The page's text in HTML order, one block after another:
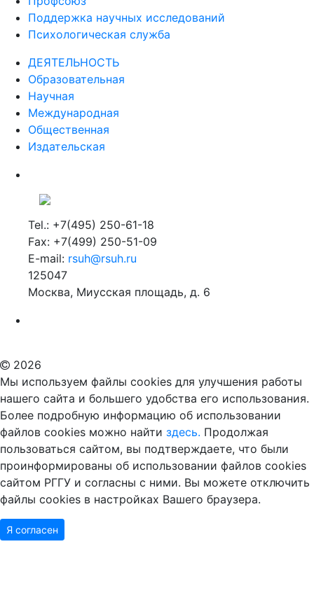
Поддержка научных исследований
Психологическая служба
ДЕЯТЕЛЬНОСТЬ
Образовательная
Научная
Международная
Общественная
Издательская
Tel.: +7(495) 250-61-18
Fax: +7(499) 250-51-09
E-mail: rsuh@rsuh.ru
125047
Москва, Миусская площадь, д. 6
2026
Мы используем файлы cookies для улучшения работы
нашего сайта и большего удобства его использования.
Более подробную информацию об использовании
файлов cookies можно найти здесь. Продолжая
пользоваться сайтом, вы подтверждаете, что были
проинформированы об использовании файлов cookies
сайтом РГГУ и согласны с ними. Вы можете отключить
файлы cookies в настройках Вашего браузера.
Я согласен